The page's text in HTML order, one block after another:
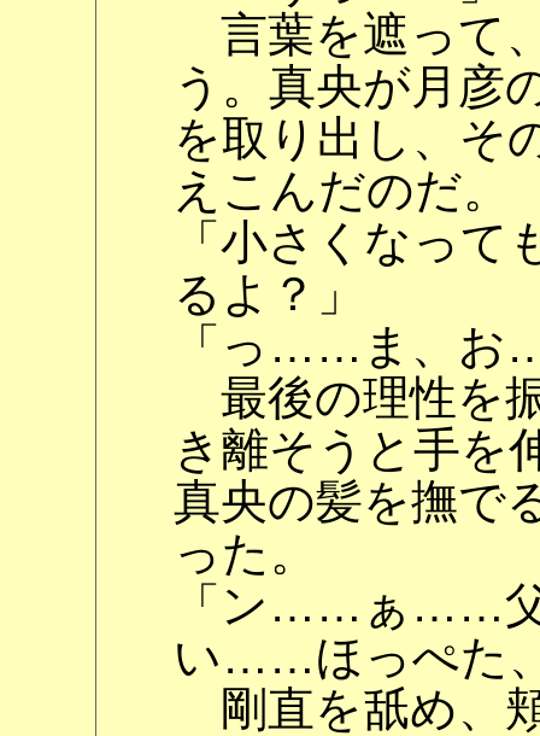
言葉を遮って
う。真央が月彦
を取り出し、そ
えこんだのだ。
「小さくなっ
るよ？」
「っ……ま、
最後の理性を
き離そうと手を
真央の髪を撫で
った。
「ン……ぁ……父
い……ほっぺた
剛直を舐め、